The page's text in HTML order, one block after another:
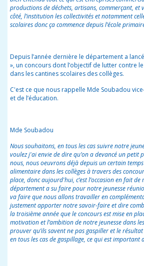
productions de déchets, artisans, commerçant, et
côté, l’institution les collectivités et notamment
scolaires donc ça commence depuis l’école
Depuis l’année dernière le département a
», un concours dont l’objectif de lutter contre
dans les cantines scolaires des collèges.
C'est ce que nous rappelle Mde Soubadou
et de l’éducation.
Mde Soubadou
Nous souhaitons, en tous les cas suivre notre
voulez j'ai envie de dire qu’on a devancé un petit
nous, nous oeuvrons déjà depuis un certain
alimentaire dans les collèges à travers des
place, donc aujourd'hui, c’est l’occasion en fait
département a su faire pour notre jeunesse
va faire que nous allons travailler en
justement apporter notre savoir-faire et dire
la troisième année que le concours est mise en
motivation et l’ambition de notre jeunesse dans
prouver qu’ils savent ne pas gaspiller et le
en tous les cas de gaspillage, ce qui est important